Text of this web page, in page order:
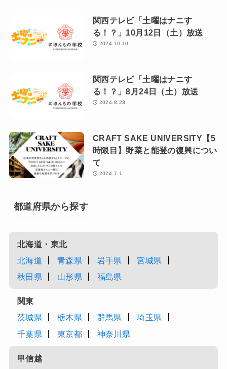
関西テレビ「土曜はナニす
る！？」10月12日（土）放送
2024.10.10
関西テレビ「土曜はナニす
る！？」8月24日（土）放送
2024.8.23
CRAFT SAKE UNIVERSITY【5
時限目】野菜と能登の復興につい
て
2024.7.1
都道府県から探す
北海道・東北
北海道
青森県 岩手県
宮城県
秋田県
山形県 福島県
関東
茨城県
栃木県 群馬県
埼玉県
千葉県
東京都 神奈川県
甲信越